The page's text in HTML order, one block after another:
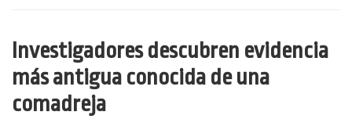
Investigadores descubren evidencia
más antigua conocida de una
comadreja